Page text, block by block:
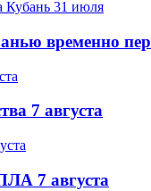
временно
7 августа
7 августа